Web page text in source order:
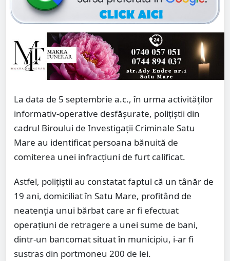
La data de 5 septembrie a.c., în urma activităților
informativ-operative desfășurate, polițiștii din
cadrul Biroului de Investigații Criminale Satu
Mare au identificat persoana bănuită de
comiterea unei infracțiuni de furt calificat.
Astfel, polițiștii au constatat faptul că un tânăr de
19 ani, domiciliat în Satu Mare, profitând de
neatenția unui bărbat care ar fi efectuat
operațiuni de retragere a unei sume de bani,
dintr-un bancomat situat în municipiu, i-ar fi
sustras din portmoneu 200 de lei.